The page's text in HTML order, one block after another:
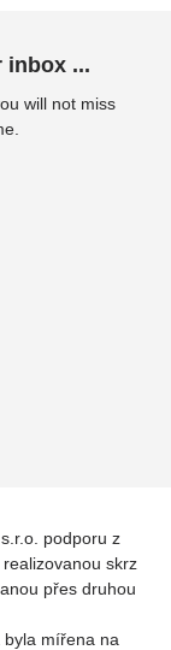
inbox ...
will not miss
podporu z
skrz
přes druhou
mířena na